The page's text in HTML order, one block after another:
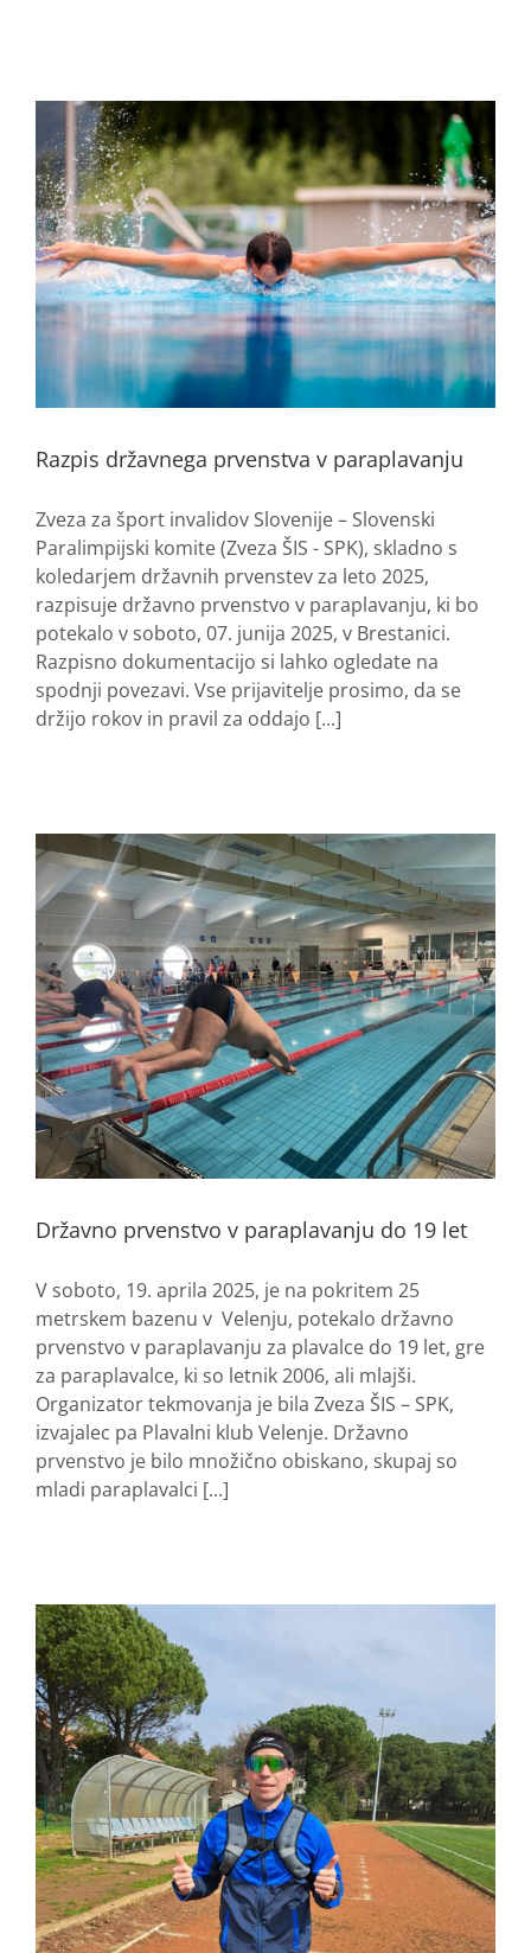
Razpis državnega prvenstva v paraplavanju
Zveza za šport invalidov Slovenije – Slovenski
Paralimpijski komite (Zveza ŠIS - SPK), skladno s
koledarjem državnih prvenstev za leto 2025,
razpisuje državno prvenstvo v paraplavanju, ki bo
potekalo v soboto, 07. junija 2025, v Brestanici.
Razpisno dokumentacijo si lahko ogledate na
spodnji povezavi. Vse prijavitelje prosimo, da se
držijo rokov in pravil za oddajo [...]
Državno prvenstvo v paraplavanju do 19 let
V soboto, 19. aprila 2025, je na pokritem 25
metrskem bazenu v Velenju, potekalo državno
prvenstvo v paraplavanju za plavalce do 19 let, gre
za paraplavalce, ki so letnik 2006, ali mlajši.
Organizator tekmovanja je bila Zveza ŠIS – SPK,
izvajalec pa Plavalni klub Velenje. Državno
prvenstvo je bilo množično obiskano, skupaj so
mladi paraplavalci [...]